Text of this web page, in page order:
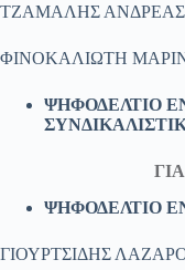
ΤΖΑΜΑΛΗΣ ΑΝΔΡΕΑΣ
ΦΙΝΟΚΑΛΙΩΤΗ
ΨΗΦΟΔΕΛΤΙΟ
ΨΗΦΟΔΕΛΤΙΟ
ΓΙΟΥΡΤΣΙΔΗΣ